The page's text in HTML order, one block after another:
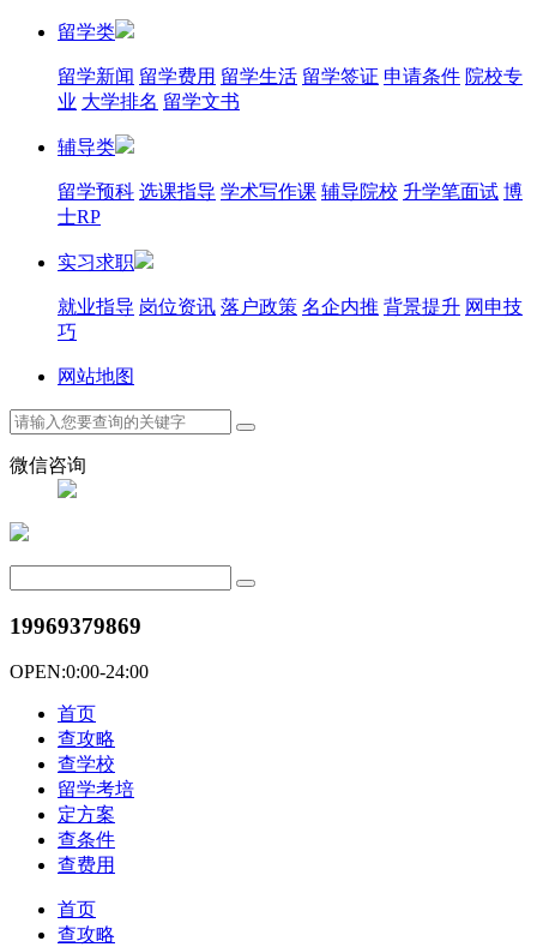
留学类
留学新闻 留学费用 留学生活 留学签证 申请条件 院校专
业 大学排名 留学文书
辅导类
留学预科 选课指导 学术写作课 辅导院校 升学笔面试 博
士RP
实习求职
就业指导 岗位资讯 落户政策 名企内推 背景提升 网申技
巧
网站地图
微信咨询
19969379869
OPEN:0:00-24:00
首页
查攻略
查学校
留学考培
定方案
查条件
查费用
首页
查攻略